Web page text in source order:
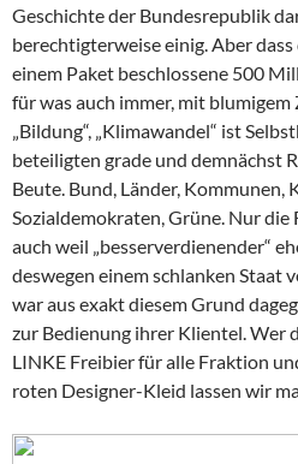
Geschichte der Bundesrepublik
berechtigterweise einig. Aber
einem Paket beschlossene 500
für was auch immer, mit
„Bildung“, „Klimawandel“ ist
beteiligten grade und demnächst
Beute. Bund, Länder, Kommunen,
Sozialdemokraten, Grüne. Nur
auch weil „besserverdienender“
deswegen einem schlanken Staat
war aus exakt diesem Grund
zur Bedienung ihrer Klientel. Wer
LINKE Freibier für alle Fraktion
roten Designer-Kleid lassen wir